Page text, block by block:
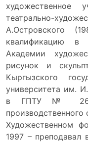
художественное
театрально-
А.Островского
квалификацию
Академии
рисунок и
Кыргызского
университета им.
в ГПТУ № 26
производственного
Художественном
1997 –